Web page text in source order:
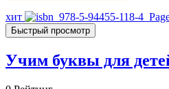
хит
Быстрый просмотр
Учим буквы для